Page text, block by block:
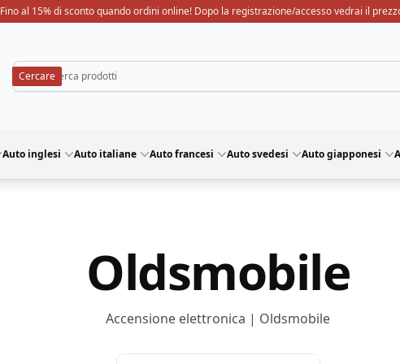
Fino al 15% di sconto quando ordini online! Dopo la registrazione/accesso vedrai il
Auto inglesi Auto italiane Auto francesi Auto svedesi Auto giapponesi
Oldsmobile
Accensione elettronica | Oldsmobile